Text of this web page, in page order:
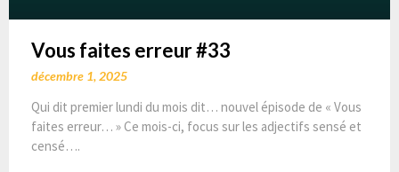
Vous faites erreur #33
décembre 1, 2025
Qui dit premier lundi du mois dit… nouvel épisode de « Vous
faites erreur… » Ce mois-ci, focus sur les adjectifs sensé et
censé….